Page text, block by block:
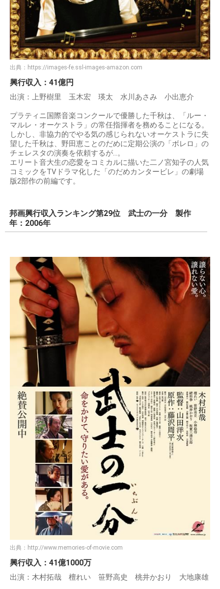
出典： https://images-fe.ssl-images-amazon.com
興行収入：41億円
出演：上野樹里 玉木宏 瑛太 水川あさみ 小出恵介
プラティニ国際音楽コンクールで優勝した千秋は、「ルー・
マルレ・オーケストラ」の常任指揮者を務めることになる。
しかし、非協力的でやる気の感じられないオーケストラに失
望した千秋は、野田恵ことのだめに定期公演の「ボレロ」の
チェレスタの演奏を依頼するが…。
エリート音大生の恋愛をコミカルに描いた二ノ宮知子の人気
コミックをTVドラマ化した「のだめカンタービレ」の劇場
版2部作の前編です。
邦画興行収入ランキング第29位 武士の一分 製作
年：2006年
出典： http://www.memories-of-movie.com
興行収入：41億1000万
出演：木村拓哉 檀れい 笹野高史 桃井かおり 大地康雄